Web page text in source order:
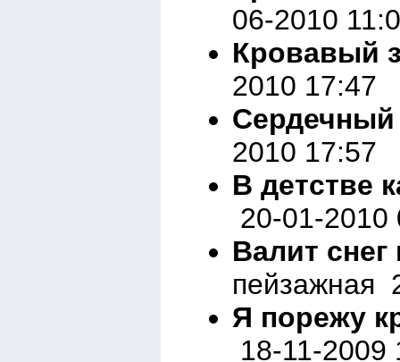
06-2010
Кровавый
2010 17:47
Сердечный
2010 17:57
В детстве
20-01-2010
Валит
пейзажная
Я порежу
18-11-2009